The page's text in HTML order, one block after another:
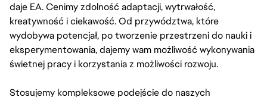
daje EA. Cenimy zdolność adaptacji, wytrwałość,
kreatywność i ciekawość. Od przywództwa, które
wydobywa potencjał, po tworzenie przestrzeni do nauki i
eksperymentowania, dajemy wam możliwość wykonywania
świetnej pracy i korzystania z możliwości rozwoju.
Stosujemy kompleksowe podejście do naszych